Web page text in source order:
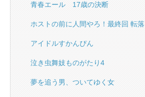
青春エール 17歳の決断
ホストの前に人間やろ！最終回 転落
アイドルすかんぴん
泣き虫舞妓ものがたり4
夢を追う男、ついてゆく女